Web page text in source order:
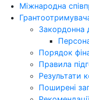
Міжнародна
Закордонна
Порядок
Правила
Результати
Поширені